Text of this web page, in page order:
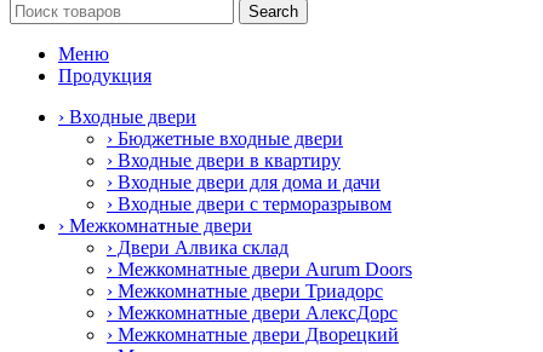
Search
Меню
Продукция
› Входные двери
› Бюджетные входные двери
› Входные двери в квартиру
› Входные двери для дома и дачи
› Входные двери с терморазрывом
› Межкомнатные двери
› Двери Алвика склад
› Межкомнатные двери Aurum Doors
› Межкомнатные двери Триадорс
› Межкомнатные двери АлексДорс
› Межкомнатные двери Дворецкий